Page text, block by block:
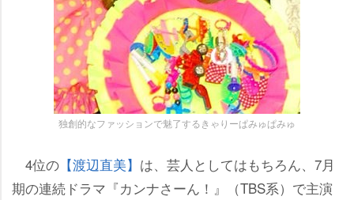
独創的なファッションで魅了するきゃりーぱみゅぱみゅ
4位の 【渡辺直美】 は、芸人としてはもちろん、7月
期の連続ドラマ『カンナさーん！』（TBS系）で主演